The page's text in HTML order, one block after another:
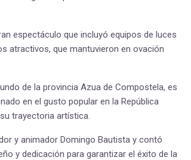
espectáculo que incluyó equipos de luces
atractivos, que mantuvieron en ovación
de la provincia Azua de Compostela, es
en el gusto popular en la República
trayectoria artística.
y animador Domingo Bautista y contó
y dedicación para garantizar el éxito de la